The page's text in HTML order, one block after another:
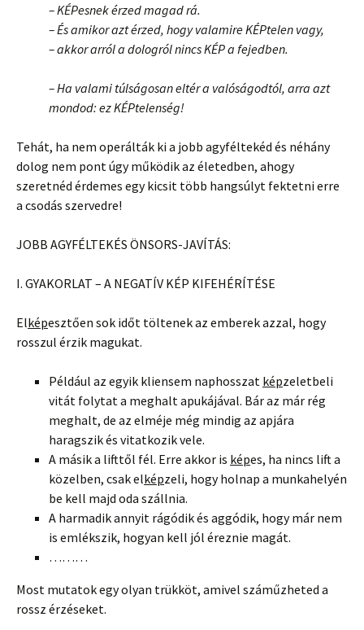
– KÉPesnek érzed magad rá.
– És amikor azt érzed, hogy valamire KÉPtelen vagy,
– akkor arról a dologról nincs KÉP a fejedben.
– Ha valami túlságosan eltér a valóságodtól, arra azt
mondod: ez KÉPtelenség!
Tehát, ha nem operálták ki a jobb agyféltekéd és néhány
dolog nem pont úgy működik az életedben, ahogy
szeretnéd érdemes egy kicsit több hangsúlyt fektetni erre
a csodás szervedre!
JOBB AGYFÉLTEKÉS ÖNSORS-JAVÍTÁS:
I. GYAKORLAT – A NEGATÍV KÉP KIFEHÉRÍTÉSE
Elképesztően sok időt töltenek az emberek azzal, hogy
rosszul érzik magukat.
Például az egyik kliensem naphosszat képzeletbeli
vitát folytat a meghalt apukájával. Bár az már rég
meghalt, de az elméje még mindig az apjára
haragszik és vitatkozik vele.
A másik a lifttől fél. Erre akkor is képes, ha nincs lift a
közelben, csak elképzeli, hogy holnap a munkahelyén
be kell majd oda szállnia.
A harmadik annyit rágódik és aggódik, hogy már nem
is emlékszik, hogyan kell jól éreznie magát.
………
Most mutatok egy olyan trükköt, amivel száműzheted a
rossz érzéseket.